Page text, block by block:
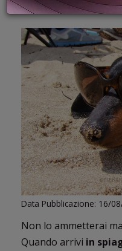
GIFT
CARD
BLOG
ACCEDI
SPORTIVO,
Data Pubblicazione: 16/
Non lo ammetterai
Quando arrivi in